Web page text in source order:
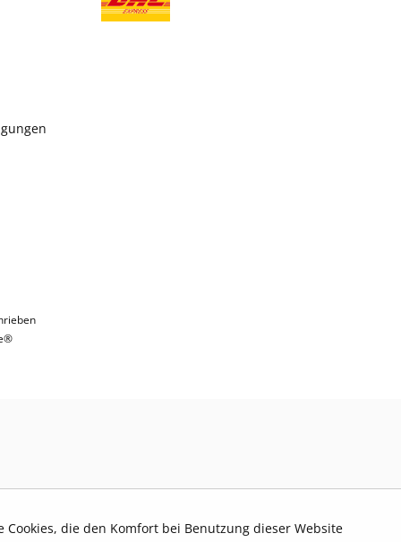
die den Komfort bei Benutzung dieser Website